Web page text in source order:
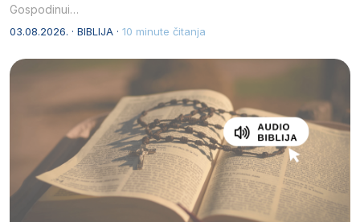
Gospodinui…
03.08.2026. · BIBLIJA · 10 minute čitanja